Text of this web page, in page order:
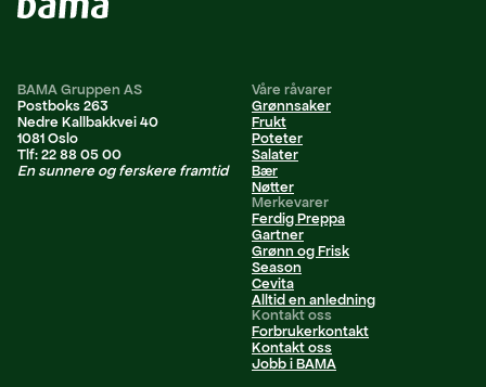
BAMA Gruppen AS
Postboks 263
Nedre Kallbakkvei 40
1081 Oslo
Tlf: 22 88 05 00
En sunnere og ferskere framtid
Våre råvarer
Grønnsaker
Frukt
Poteter
Salater
Bær
Nøtter
Merkevarer
Ferdig Preppa
Gartner
Grønn og Frisk
Season
Cevita
Alltid en anledning
Kontakt oss
Forbrukerkontakt
Kontakt oss
Jobb i BAMA